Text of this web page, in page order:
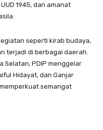
1945, dan amanat
seperti kirab budaya,
terjadi di berbagai daerah.
Selatan, PDIP menggelar
Hidayat, dan Ganjar
semangat